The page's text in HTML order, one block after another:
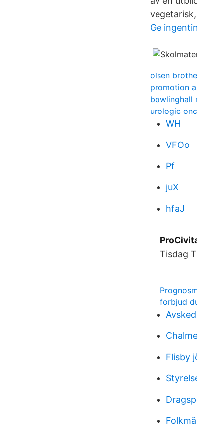
Ge
olsen
promotion
bowlinghall
urologic
WH
VFOo
Pf
juX
hfaJ
Tisdag
forbjud
Flisby